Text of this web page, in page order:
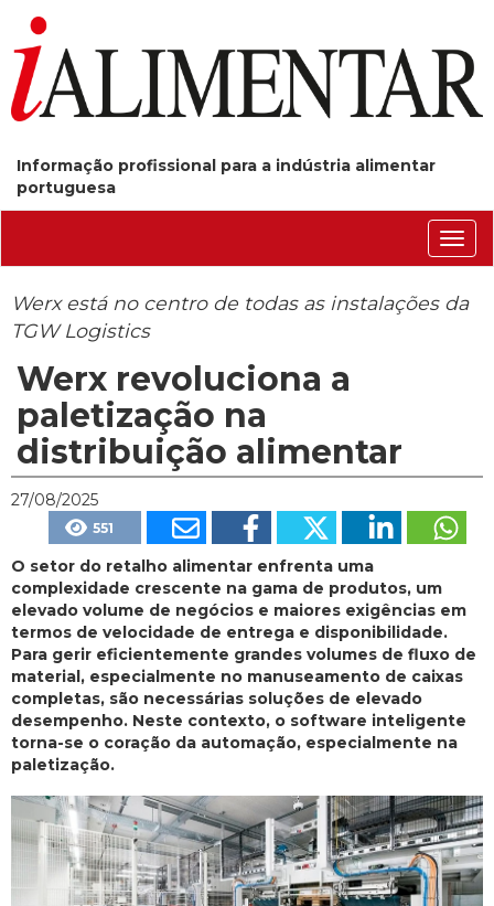
Informação profissional para a indústria alimentar
portuguesa
Werx está no centro de todas as instalações da
TGW Logistics
Werx revoluciona a
paletização na
distribuição alimentar
27/08/2025
551
O setor do retalho alimentar enfrenta uma
complexidade crescente na gama de produtos, um
elevado volume de negócios e maiores exigências em
termos de velocidade de entrega e disponibilidade.
Para gerir eficientemente grandes volumes de fluxo de
material, especialmente no manuseamento de caixas
completas, são necessárias soluções de elevado
desempenho. Neste contexto, o software inteligente
torna-se o coração da automação, especialmente na
paletização.